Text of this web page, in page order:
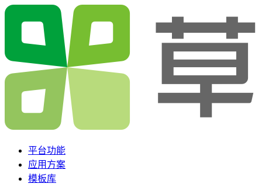
平台功能
应用方案
模板库